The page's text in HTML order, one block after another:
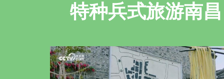
特种兵式旅游南昌